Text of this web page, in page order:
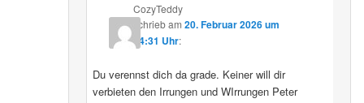
CozyTeddy
schriebam 20. Februar 2026 um
14:31 Uhr:
Du verennst dich da grade. Keiner will dir
verbieten den Irrungen und WIrrungen Peter